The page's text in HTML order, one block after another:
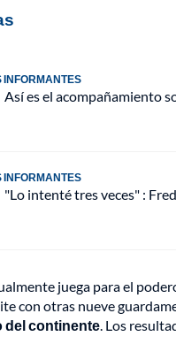
INFORMANTES
Así es el acompañamiento
INFORMANTES
"Lo intenté tres veces" :
juega para el
con otras nueve
del continente . Los